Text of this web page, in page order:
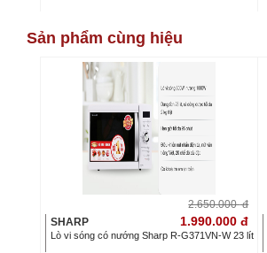
Sản phẩm cùng hiệu
2.650.000 đ
SHARP
1.990.000 đ
Lò vi sóng có nướng Sharp R-G371VN-W 23 lít